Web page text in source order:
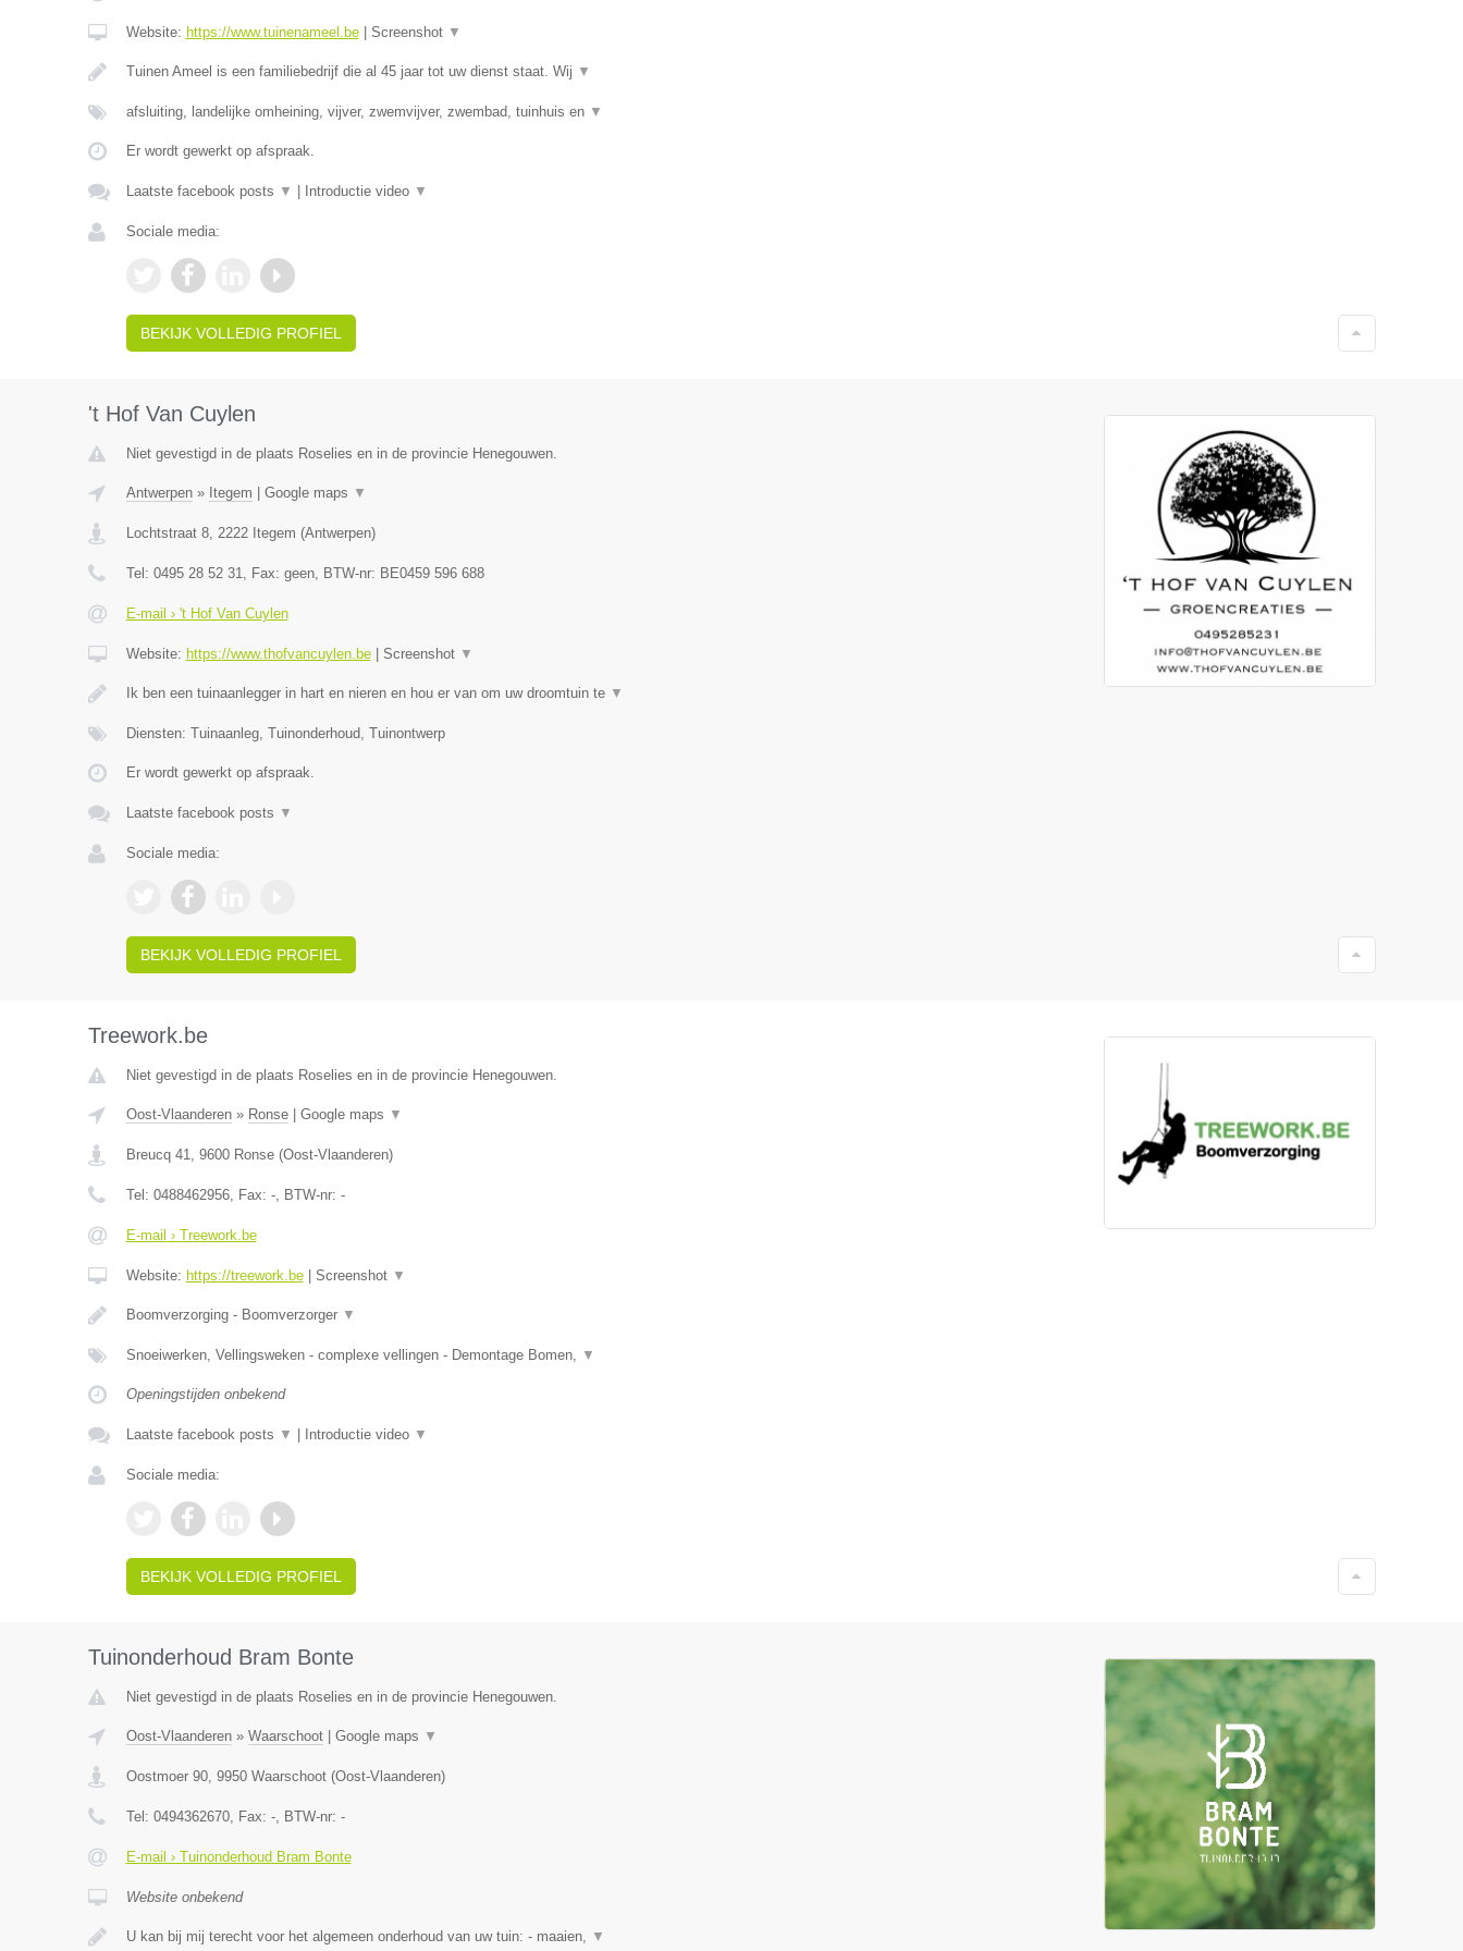
Website: https://www.tuinenameel.be| Screenshot ▼
Tuinen Ameel is een familiebedrijf die al 45 jaar tot uw dienst staat. Wij ▼
afsluiting, landelijke omheining, vijver, zwemvijver, zwembad, tuinhuis en ▼
Er wordt gewerkt op afspraak.
Laatste facebook posts ▼ Introductie video ▼
Sociale media:
BEKIJK VOLLEDIG PROFIEL
't Hof Van Cuylen
Niet gevestigd in de plaats Roselies en in de provincie Henegouwen.
Antwerpen» Itegem Google maps ▼
Lochtstraat 8, 2222 Itegem (Antwerpen)
Tel: 0495 28 52 31, Fax: geen, BTW-nr: BE0459 596 688
E-mail › 't Hof Van Cuylen
Website: https://www.thofvancuylen.be| Screenshot ▼
Ik ben een tuinaanlegger in hart en nieren en hou er van om uw droomtuin te ▼
Diensten: Tuinaanleg, Tuinonderhoud, Tuinontwerp
Er wordt gewerkt op afspraak.
Laatste facebook posts ▼
Sociale media:
BEKIJK VOLLEDIG PROFIEL
Treework.be
Niet gevestigd in de plaats Roselies en in de provincie Henegouwen.
Oost-Vlaanderen» Ronse| Google maps ▼
Breucq 41, 9600 Ronse(Oost-Vlaanderen)
Tel: 0488462956, Fax: -, BTW-nr: -
E-mail › Treework.be
Website: https://treework.be| Screenshot ▼
Boomverzorging - Boomverzorger ▼
Snoeiwerken, Vellingsweken - complexe vellingen - Demontage Bomen, ▼
Openingstijden onbekend
Laatste facebook posts ▼ Introductie video ▼
Sociale media:
BEKIJK VOLLEDIG PROFIEL
Tuinonderhoud Bram Bonte
Niet gevestigd in de plaats Roselies en in de provincie Henegouwen.
Oost-Vlaanderen» Waarschoot| Google maps ▼
Oostmoer 90, 9950 Waarschoot(Oost-Vlaanderen)
Tel: 0494362670, Fax: -, BTW-nr: -
E-mail › Tuinonderhoud Bram Bonte
Website onbekend
U kan bij mij terecht voor het algemeen onderhoud van uw tuin: - maaien, ▼